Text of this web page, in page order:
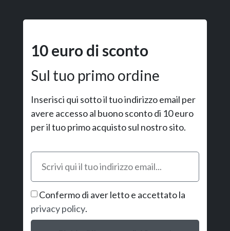
10 euro di sconto
Sul tuo primo ordine
Inserisci qui sotto il tuo indirizzo email per
avere accesso al buono sconto di 10 euro
per il tuo primo acquisto sul nostro sito.
Confermo di aver letto e accettato la
privacy policy.